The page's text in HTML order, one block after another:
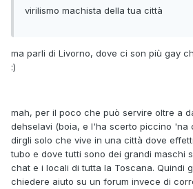
virilismo machista della tua città
ma parli di Livorno, dove ci son più gay
:)
mah, per il poco che può servire oltre a
dehselavi (boia, e l'ha scerto piccino 'na
dirgli solo che vive in una città dove
tubo e dove tutti sono dei grandi maschi
chat e i locali di tutta la Toscana. Quindi
chiedere aiuto su un forum invece di